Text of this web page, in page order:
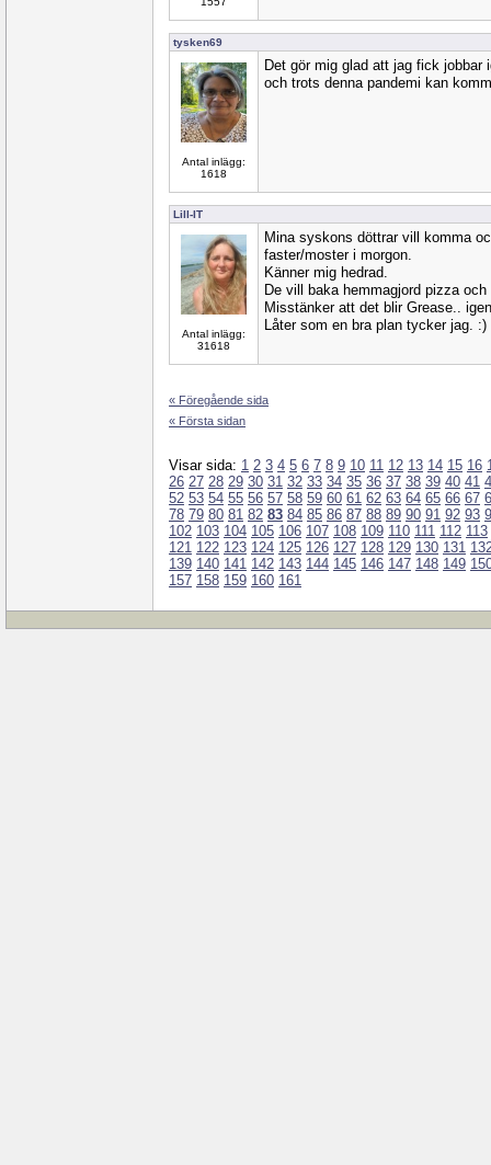
tysken69
Antal inlägg:
1618
Det gör mig glad att jag fick jobbar
och trots denna pandemi kan
Lill-IT
Antal inlägg:
31618
Mina syskons döttrar vill komma
faster/moster i morgon.
Känner mig hedrad.
De vill baka hemmagjord pizza
Misstänker att det blir Grease..
Låter som en bra plan tycker jag. :)
« Föregående sida
« Första sidan
Visar sida: 1 2 3 4 5 6 7 8 9 10 11 12 13 14 15 16
26 27 28 29 30 31 32 33 34 35 36 37 38 39 40 41
52 53 54 55 56 57 58 59 60 61 62 63 64 65 66 67
78 79 80 81 82 83 84 85 86 87 88 89 90 91 92 93
102 103 104 105 106 107 108 109 110 111 112 113
121 122 123 124 125 126 127 128 129 130 131
139 140 141 142 143 144 145 146 147 148 149
157 158 159 160 161